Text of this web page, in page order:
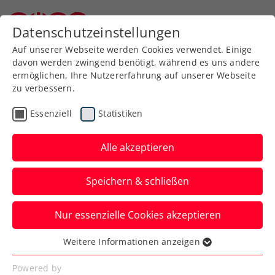
Tennissport live
und auf Abruf
Inside-In
Datenschutzeinstellungen
Auf unserer Webseite werden Cookies verwendet. Einige
davon werden zwingend benötigt, während es uns andere
ermöglichen, Ihre Nutzererfahrung auf unserer Webseite
zu verbessern.
Essenziell Statistiken
Alle akzeptieren
Speichern & schließen
Nur essenzielle Cookies akzeptieren
Essenziell
Essenzielle Cookies werden für grundlegende
Weitere Informationen anzeigen
Powered by